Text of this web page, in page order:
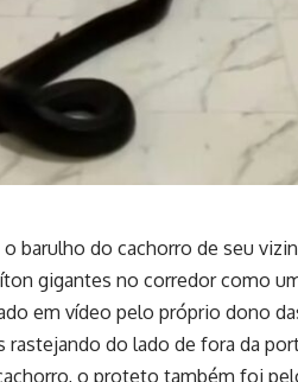
barulho do cachorro de seu
gigantes no corredor como
em vídeo pelo próprio dono
do lado de fora da
o proteto também foi